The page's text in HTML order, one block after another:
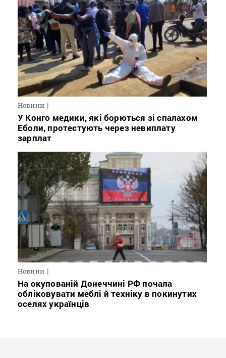
Новини
У Конго медики, які борються зі спалахом
Еболи, протестують через невиплату
зарплат
Новини
На окупованій Донеччині РФ почала
обліковувати меблі й техніку в покинутих
оселях українців